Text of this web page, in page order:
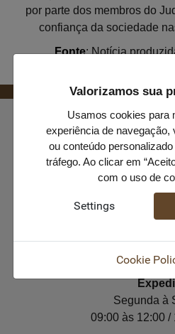
por parte dos membros do
confiança da sociedade
Fonte: Notícia
Tv.
Centro,
Central de
(91)
Segunda à
09:00 às 12:00 /
Valorizamos sua
Usamos cookies para
experiência de navegação,
ou conteúdo
tráfego. Ao clicar em
com o uso de
Settings
Cookie